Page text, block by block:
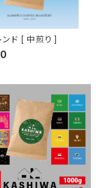
ンド [ 中煎り ]